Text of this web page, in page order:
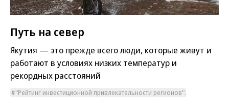
Путь на север
Якутия — это прежде всего люди, которые живут и
работают в условиях низких температур и
рекордных расстояний
"Рейтинг инвестиционной привлекательности регионов".